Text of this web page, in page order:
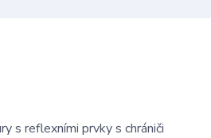
s reflexními prvky s chrániči